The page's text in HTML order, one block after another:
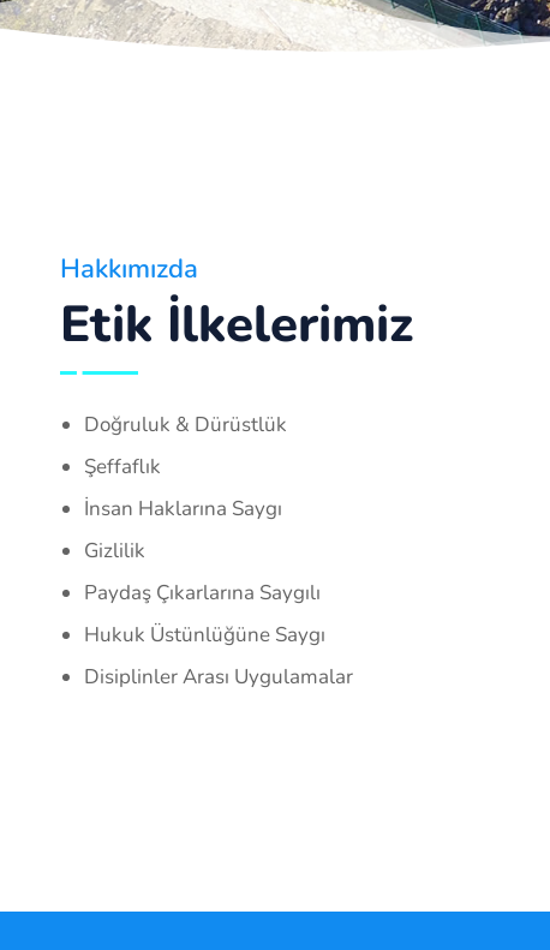
Hakkımızda
Etik İlkelerimiz
Doğruluk & Dürüstlük
Şeffaflık
İnsan Haklarına Saygı
Gizlilik
Paydaş Çıkarlarına Saygılı
Hukuk Üstünlüğüne Saygı
Disiplinler Arası Uygulamalar